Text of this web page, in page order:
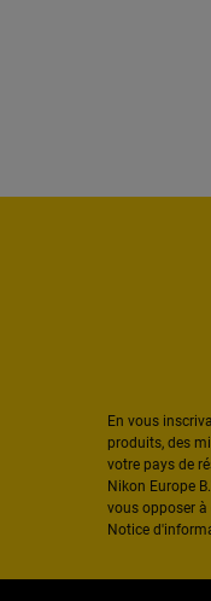
En vous
produits, des
votre pays de
Nikon Europe
vous opposer
Notice